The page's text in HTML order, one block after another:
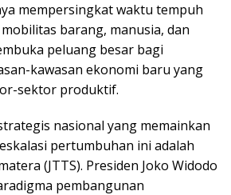
mempersingkat waktu tempuh
barang, manusia, dan
peluang besar bagi
kawasan ekonomi baru yang
sektor produktif.
nasional yang memainkan
pertumbuhan ini adalah
(JTTS). Presiden Joko Widodo
pembangunan